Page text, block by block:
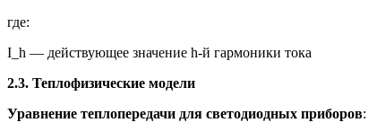
где:
I_h — действующее значение h-й гармоники тока
2.3. Теплофизические модели
Уравнение теплопередачи для светодиодных приборов: